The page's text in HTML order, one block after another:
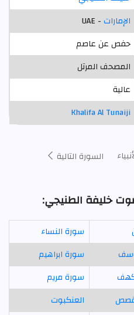
الإمارات- UAE
حفص عن عاصم
المصحف المرتل
عالية
Khalifa Al Tunaiji
السورة التالية
خليفة الطنيجي:
سورة النساء
سورة ابراهيم
سورة مريم
العنكبوت